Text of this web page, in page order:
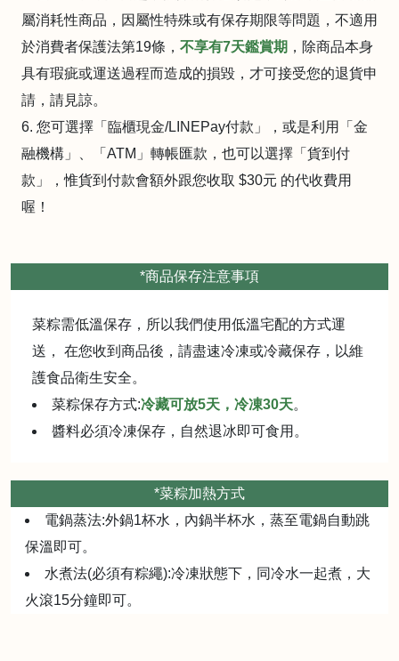
屬消耗性商品，因屬性特殊或有保存期限等問題，不適用
於消費者保護法第19條， 不享有7天鑑賞期 ，除商品本身
具有瑕疵或運送過程而造成的損毀，才可接受您的退貨申
請，請見諒。
6. 您可選擇「臨櫃現金/LINEPay付款」，或是利用「金
融機構」、「ATM」轉帳匯款，也可以選擇「貨到付
款」，惟貨到付款會額外跟您收取 $30元 的代收費用
喔！
*商品保存注意事項
菜粽需低溫保存，所以我們使用低溫宅配的方式運
送， 在您收到商品後，請盡速冷凍或冷藏保存，以維
護食品衛生安全。
菜粽保存方式:冷藏可放5天，冷凍30天。
醬料必須冷凍保存，自然退冰即可食用。
*菜粽加熱方式
電鍋蒸法:外鍋1杯水，內鍋半杯水，蒸至電鍋自動跳
保溫即可。
水煮法(必須有粽繩):冷凍狀態下，同冷水一起煮，大
火滾15分鐘即可。